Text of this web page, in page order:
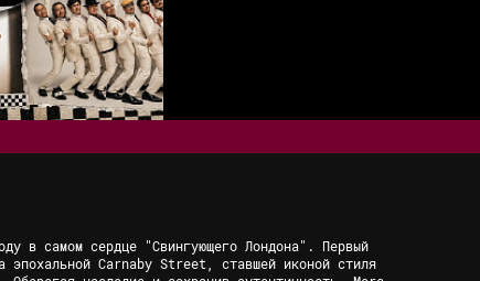
в самом сердце "Свингующего Лондона". Первый
эпохальной Carnaby Street, ставшей иконой стиля